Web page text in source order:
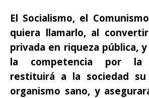
El Socialismo, el
quiera llamarlo, al
privada en riqueza pública,
la competencia por la
restituirá a la sociedad su
organismo sano, y